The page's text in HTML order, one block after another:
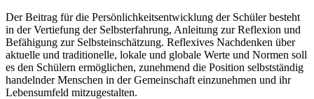
Der Beitrag für die Persönlichkeitsentwicklung der Schüler besteht
in der Vertiefung der Selbsterfahrung, Anleitung zur Reflexion und
Befähigung zur Selbsteinschätzung. Reflexives Nachdenken über
aktuelle und traditionelle, lokale und globale Werte und Normen soll
es den Schülern ermöglichen, zunehmend die Position selbstständig
handelnder Menschen in der Gemeinschaft einzunehmen und ihr
Lebensumfeld mitzugestalten.